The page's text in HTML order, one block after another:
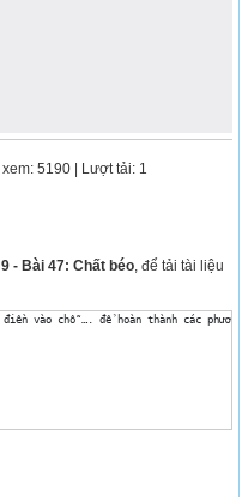
xem: 5190 | Lượt tải: 1
- Bài 47: Chất béo , để tải tài liệu